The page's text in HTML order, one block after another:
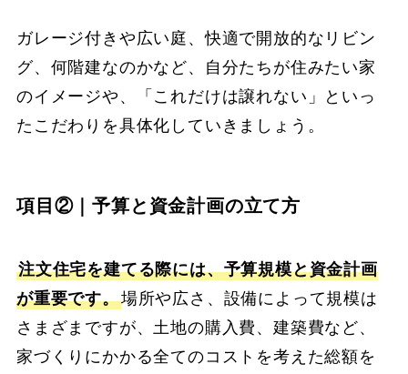
ガレージ付きや広い庭、快適で開放的なリビン
グ、何階建なのかなど、自分たちが住みたい家
のイメージや、「これだけは譲れない」といっ
たこだわりを具体化していきましょう。
項目②｜予算と資金計画の立て方
注文住宅を建てる際には、予算規模と資金計画
が重要です。場所や広さ、設備によって規模は
さまざまですが、土地の購入費、建築費など、
家づくりにかかる全てのコストを考えた総額を